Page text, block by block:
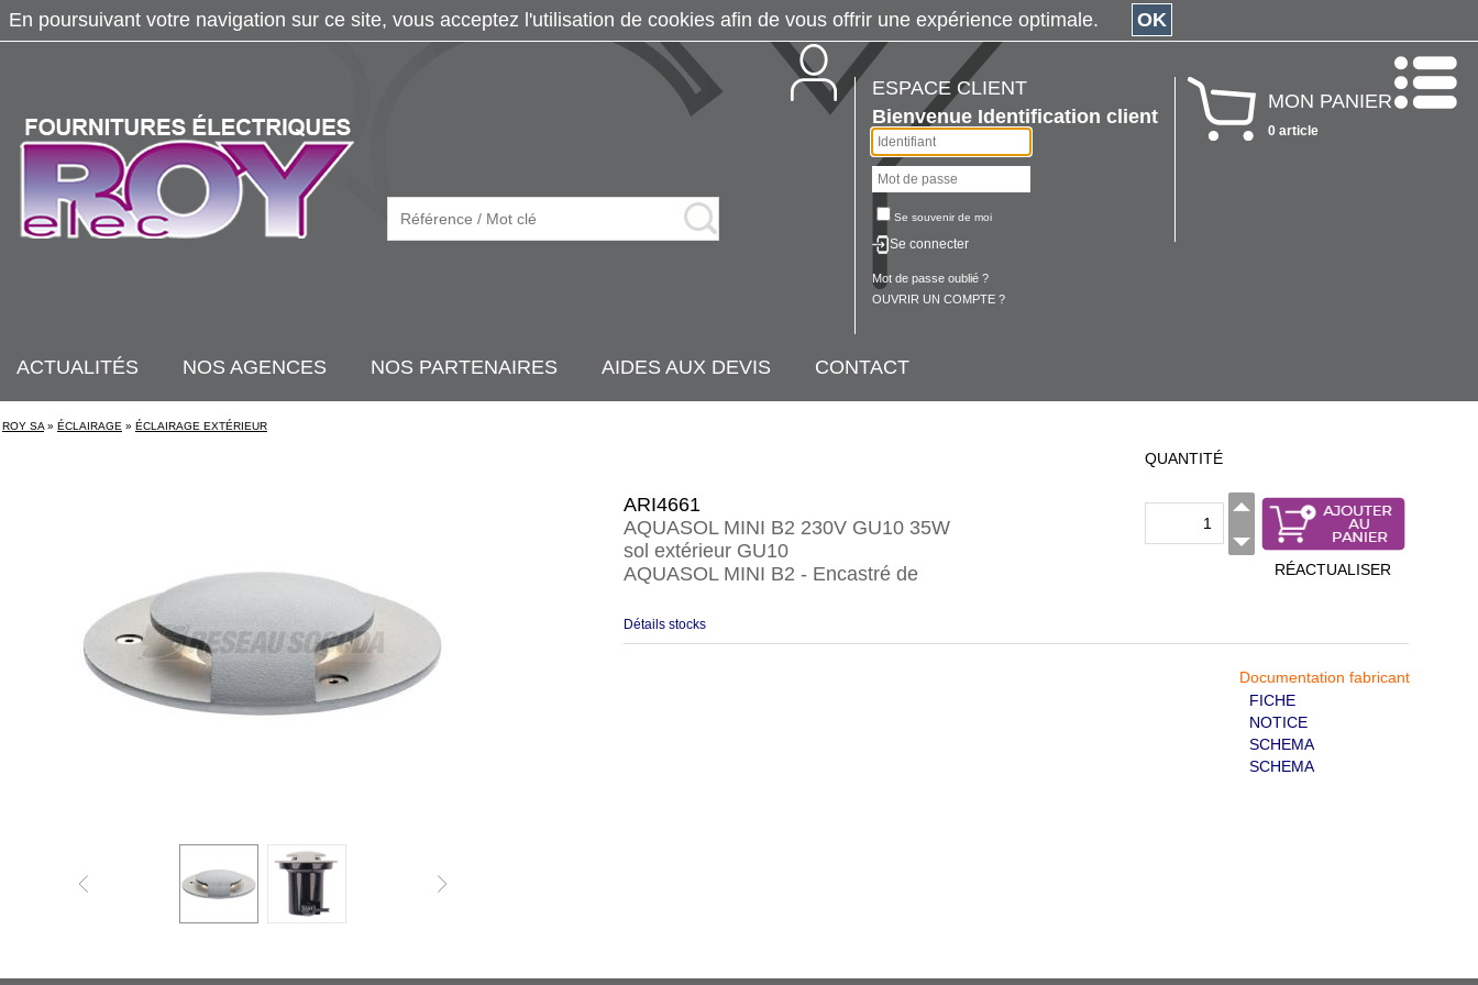
ESPACE CLIENT
Bienvenue Identification client
Se souvenir de moi
Se connecter
Mot de passe oublié ?
OUVRIR UN COMPTE ?
MON PANIER
0 article
ACTUALITÉS NOS AGENCES NOS PARTENAIRES AIDES AUX DEVIS CONTACT
ROY SA » ÉCLAIRAGE » ÉCLAIRAGE EXTÉRIEUR
ARI4661
AQUASOL MINI B2 230V GU10 35W
sol extérieur GU10
AQUASOL MINI B2 - Encastré de
QUANTITÉ
RÉACTUALISER
Détails stocks
Documentation fabricant
FICHE
NOTICE
SCHEMA
SCHEMA
En poursuivant votre navigation sur ce site, vous acceptez l'utilisation de cookies afin de vous offrir une expérience optimale. OK